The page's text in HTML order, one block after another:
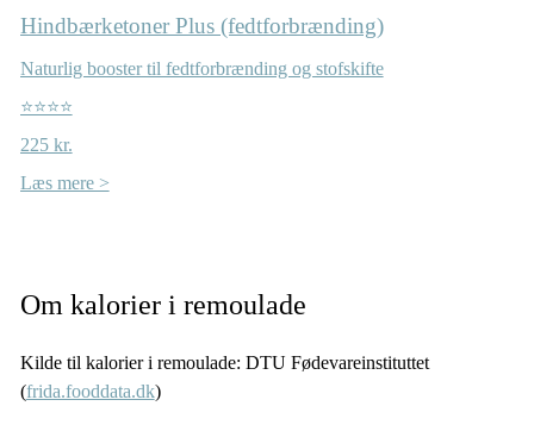
Hindbærketoner Plus (fedtforbrænding)
Naturlig booster til fedtforbrænding og stofskifte
⭐⭐⭐⭐
225 kr.
Læs mere >
Om kalorier i remoulade
Kilde til kalorier i remoulade: DTU Fødevareinstituttet
(frida.fooddata.dk)